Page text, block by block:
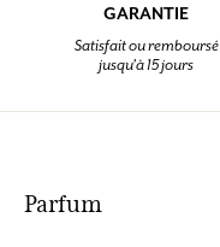
GARANTIE
Satisfait ou remboursé
jusqu'à 15 jours
Parfum